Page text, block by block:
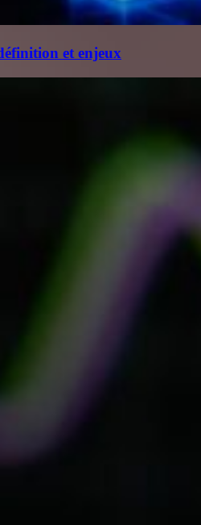
et enjeux